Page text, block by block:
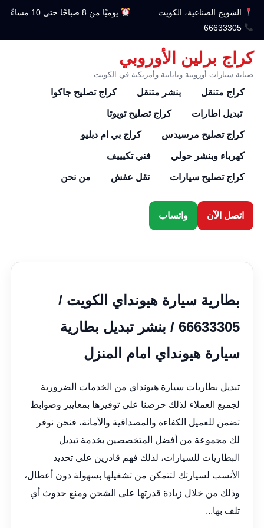
الشويخ الصناعية، الكويت
يوميًا من 8 صباحًا حتى 10 مساءً
66633305
كراج برلين الأوروبي
صيانة سيارات أوروبية ويابانية وأمريكية في الكويت
كراج متنقل بنشر متنقل كراج تصليح جاكوا
تبديل اطارات كراج تصليح تويوتا
كراج تصليح مرسيدس كراج بي ام دبليو
كهرباء وبنشر حولي فني تكيييف
كراج تصليح سيارات تقل عفش من نحن
اتصل الآن واتساب
بطارية سيارة هيونداي الكويت /
66633305 / بنشر تبديل بطارية
سيارة هيونداي امام المنزل
تبديل بطاريات سيارة هيونداي من الخدمات الضرورية
لجميع العملاء لذلك حرصنا على توفيرها بمعايير وضوابط
تضمن للعميل الكفاءة والمصداقية والأمانة، فنحن نوفر
لك مجموعة من أفضل المتخصصين بخدمة تبديل
البطاريات للسيارات، لذلك فهم قادرين على تحديد
الأنسب لسيارتك لتتمكن من تشغيلها بسهولة دون أعطال،
وذلك من خلال زيادة قدرتها على الشحن ومنع حدوث أي
تلف بها...